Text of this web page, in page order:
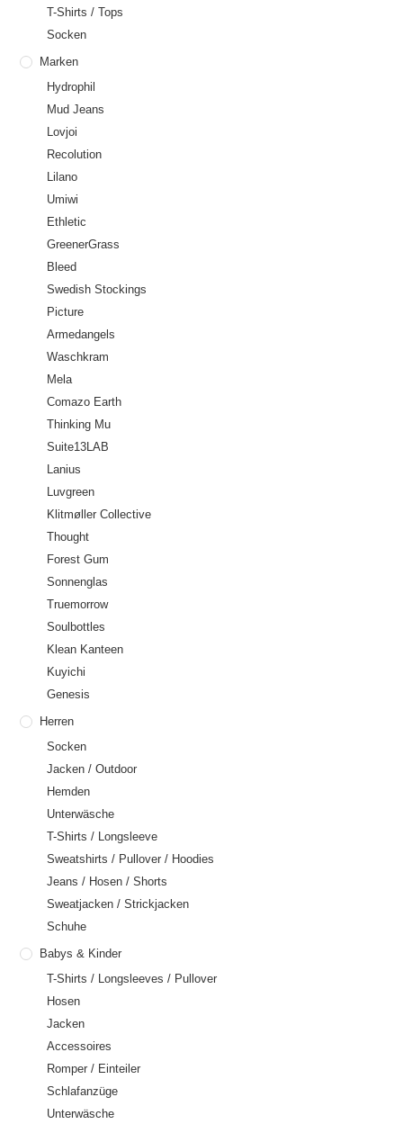
T-Shirts / Tops
Socken
Marken
Hydrophil
Mud Jeans
Lovjoi
Recolution
Lilano
Umiwi
Ethletic
GreenerGrass
Bleed
Swedish Stockings
Picture
Armedangels
Waschkram
Mela
Comazo Earth
Thinking Mu
Suite13LAB
Lanius
Luvgreen
Klitmøller Collective
Thought
Forest Gum
Sonnenglas
Truemorrow
Soulbottles
Klean Kanteen
Kuyichi
Genesis
Herren
Socken
Jacken / Outdoor
Hemden
Unterwäsche
T-Shirts / Longsleeve
Sweatshirts / Pullover / Hoodies
Jeans / Hosen / Shorts
Sweatjacken / Strickjacken
Schuhe
Babys & Kinder
T-Shirts / Longsleeves / Pullover
Hosen
Jacken
Accessoires
Romper / Einteiler
Schlafanzüge
Unterwäsche